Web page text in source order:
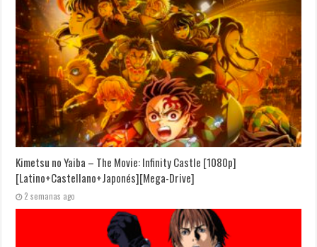
Kimetsu no Yaiba – The Movie: Infinity Castle [1080p]
[Latino+Castellano+Japonés][Mega-Drive]
2 semanas ago